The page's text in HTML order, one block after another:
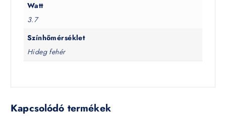
Watt
3.7
Színhőmérséklet
Hideg fehér
Kapcsolódó termékek